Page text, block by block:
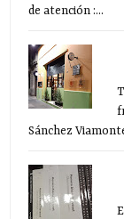
de atención :...
Sánchez